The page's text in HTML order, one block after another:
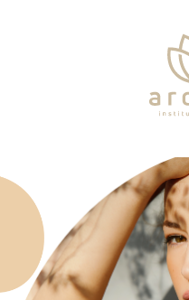
Soins
Je veux faire un bon
Plan d’accès